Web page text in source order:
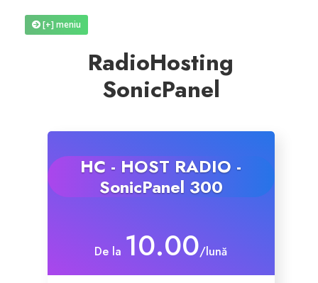
Reseller Radio SonicPanel SHOUTcast
WebHosting
Servere VPS
[+] meniu
RadioHosting
SonicPanel
HC - HOST RADIO -
SonicPanel 300
De la 10.00/lună